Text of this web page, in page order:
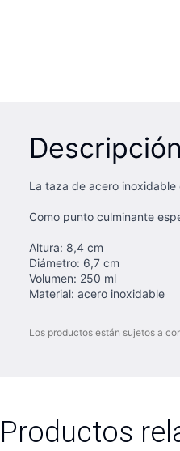
La taza de acero
Como punto culminante
Altura: 8,4 cm
Diámetro: 6,7 cm
Volumen: 250 ml
Material: acero inoxidable
Los productos están sujetos a
Productos